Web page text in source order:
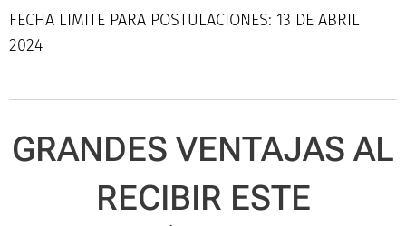
FECHA LIMITE PARA POSTULACIONES: 13 DE ABRIL
2024
GRANDES VENTAJAS AL
RECIBIR ESTE